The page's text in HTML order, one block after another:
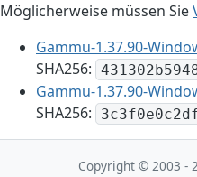
Möglicherweise müssen Sie
Gammu-1.37.90-
SHA256:
Gammu-1.37.90-
SHA256:
Copyright © 2003 -